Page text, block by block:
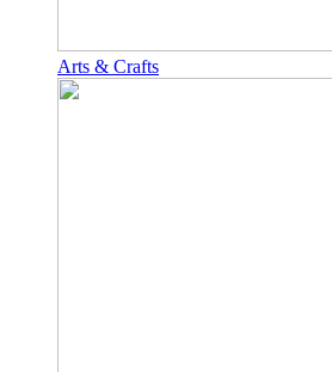
Arts & Crafts